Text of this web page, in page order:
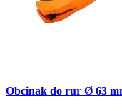
Obcinak do rur Ø 63